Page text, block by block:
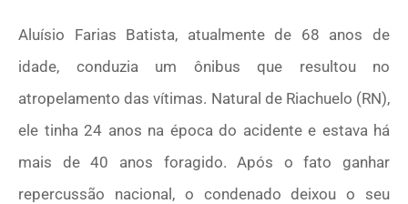
Aluísio Farias Batista, atualmente de 68 anos de
idade, conduzia um ônibus que resultou no
atropelamento das vítimas. Natural de Riachuelo (RN),
ele tinha 24 anos na época do acidente e estava há
mais de 40 anos foragido. Após o fato ganhar
repercussão nacional, o condenado deixou o seu